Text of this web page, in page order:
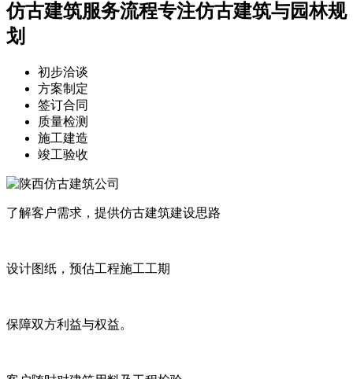
仿古建筑服务流程专注仿古建筑与园林规
划
初步洽谈
方案制定
签订合同
质量检测
施工建造
竣工验收
了解客户需求，提供仿古建筑建设思路
设计图纸，预估工程施工工期
保障双方利益与权益。